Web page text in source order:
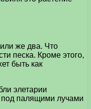
же два. Что
песка. Кроме этого,
быть как
элетарии
под палящими лучами